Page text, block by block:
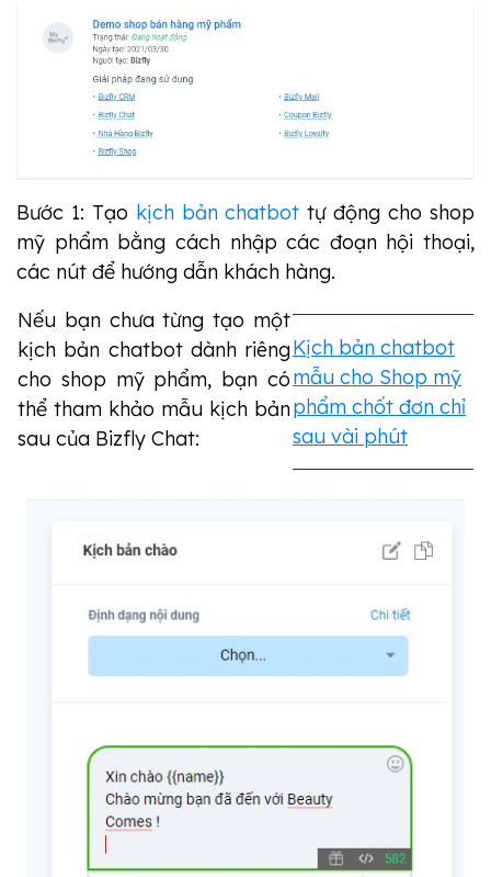
Bước 1: Tạo kịch bản chatbot tự động cho shop
mỹ phẩm bằng cách nhập các đoạn hội thoại,
các nút để hướng dẫn khách hàng.
Nếu bạn chưa từng tạo một
kịch bản chatbot dành riêng
cho shop mỹ phẩm, bạn có
thể tham khảo mẫu kịch bản
sau của Bizfly Chat:
Kịch bản chatbot
mẫu cho Shop mỹ
phẩm chốt đơn chỉ
sau vài phút